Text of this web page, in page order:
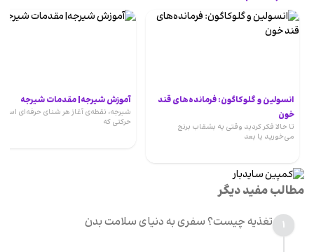
انسولین و گلوکاگون: فرمانده‌های قند
خون
تا حالا فکر کردید وقتی یه بشقاب برنج
می‌خورید یا بعد
آموزش شیرجه| مقدمات شیرجه
شیرجه، نقطه‌ی آغاز هر شنای حرفه‌ای
حرکتی که
مطالب مفید دیگر
1 تغذیه چیست؟ سفری به دنیای سلامت بدن